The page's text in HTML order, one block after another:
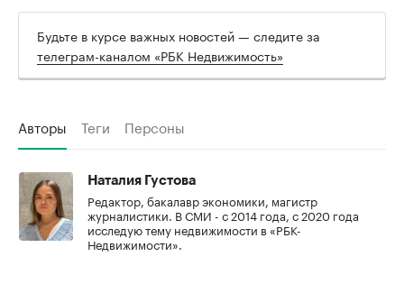
Будьте в курсе важных новостей — следите за
телеграм-каналом «РБК Недвижимость»
Авторы Теги Персоны
Наталия Густова
Редактор, бакалавр экономики, магистр
журналистики. В СМИ - с 2014 года, с 2020 года
исследую тему недвижимости в «РБК-
Недвижимости».